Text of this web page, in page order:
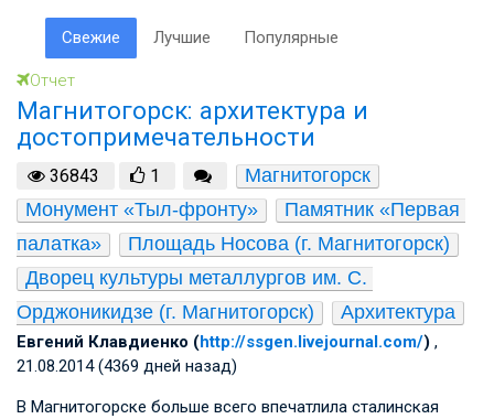
Свежие Лучшие Популярные
Отчет
Магнитогорск: архитектура и
достопримечательности
36843 1
Магнитогорск
Монумент «Тыл-фронту»
Памятник «Первая
палатка»
Площадь Носова (г. Магнитогорск)
Дворец культуры металлургов им. С.
Орджоникидзе (г. Магнитогорск)
Архитектура
Евгений Клавдиенко (http://ssgen.livejournal.com/) ,
21.08.2014 (4369 дней назад)
В Магнитогорске больше всего впечатлила сталинская